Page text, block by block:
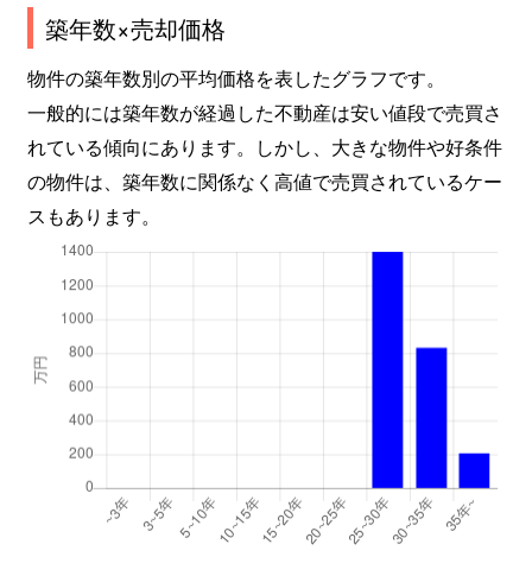
築年数×売却価格
物件の築年数別の平均価格を表したグラフです。
一般的には築年数が経過した不動産は安い値段で売買さ
れている傾向にあります。しかし、大きな物件や好条件
の物件は、築年数に関係なく高値で売買されているケー
スもあります。